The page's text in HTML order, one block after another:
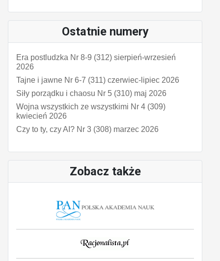
Ostatnie numery
Era postludzka Nr 8-9 (312) sierpień-wrzesień
2026
Tajne i jawne Nr 6-7 (311) czerwiec-lipiec 2026
Siły porządku i chaosu Nr 5 (310) maj 2026
Wojna wszystkich ze wszystkimi Nr 4 (309)
kwiecień 2026
Czy to ty, czy AI? Nr 3 (308) marzec 2026
Zobacz także